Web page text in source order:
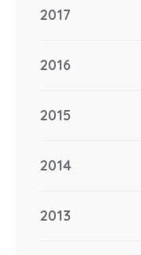
2017
2016
2015
2014
2013